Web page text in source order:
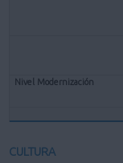
CULTURA